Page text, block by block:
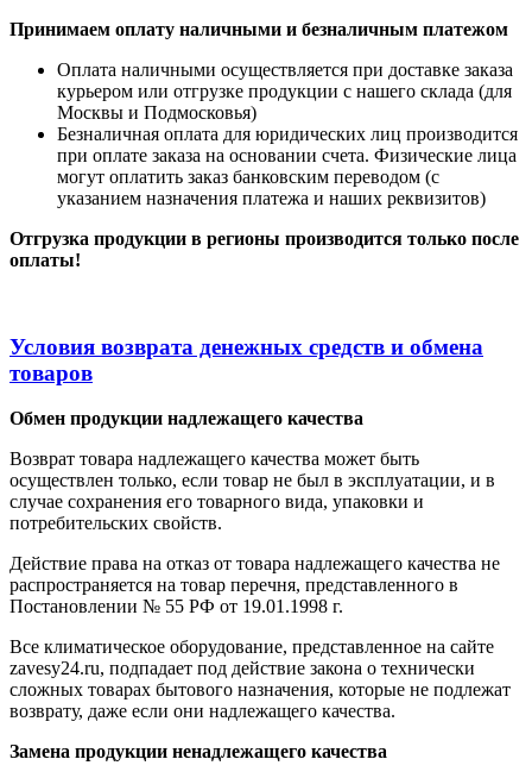
Принимаем оплату наличными и безналичным платежом
Оплата наличными осуществляется при доставке заказа
курьером или отгрузке продукции с нашего склада (для
Москвы и Подмосковья)
Безналичная оплата для юридических лиц производится
при оплате заказа на основании счета. Физические лица
могут оплатить заказ банковским переводом (с
указанием назначения платежа и наших реквизитов)
Отгрузка продукции в регионы производится только после
оплаты!
Условия возврата денежных средств и обмена
товаров
Обмен продукции надлежащего качества
Возврат товара надлежащего качества может быть
осуществлен только, если товар не был в эксплуатации, и в
случае сохранения его товарного вида, упаковки и
потребительских свойств.
Действие права на отказ от товара надлежащего качества не
распространяется на товар перечня, представленного в
Постановлении № 55 РФ от 19.01.1998 г.
Все климатическое оборудование, представленное на сайте
zavesy24.ru, подпадает под действие закона о технически
сложных товарах бытового назначения, которые не подлежат
возврату, даже если они надлежащего качества.
Замена продукции ненадлежащего качества